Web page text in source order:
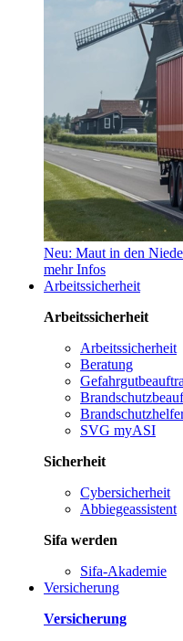
Neu: Maut in den
mehr Infos
Arbeitssicherheit
Arbeitssicherheit
Arbeitssicherheit
Beratung
SVG myASI
Sicherheit
Cybersicherheit
Abbiegeassistent
Sifa werden
Sifa-Akademie
Versicherung
Versicherung